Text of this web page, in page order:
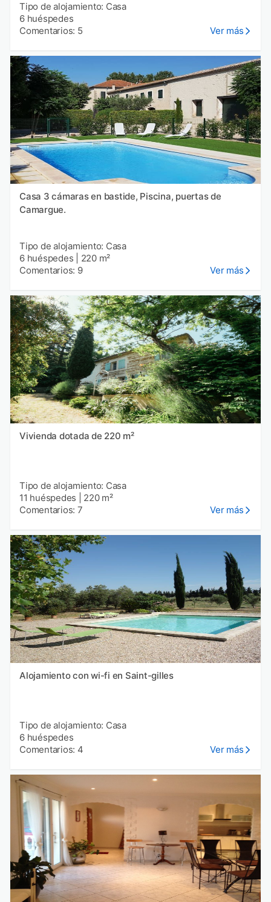
Tipo de alojamiento: Casa
6 huéspedes
Comentarios: 5
Ver más
Casa 3 cámaras en bastide, Piscina, puertas de
Camargue.
Tipo de alojamiento: Casa
6 huéspedes
220 m²
Comentarios: 9
Ver más
Vivienda dotada de 220 m²
Tipo de alojamiento: Casa
11 huéspedes
220 m²
Comentarios: 7
Ver más
Alojamiento con wi-fi en Saint-gilles
Tipo de alojamiento: Casa
6 huéspedes
Comentarios: 4
Ver más